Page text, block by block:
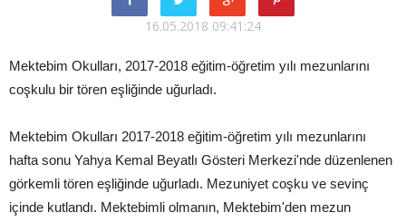
16.05.2018 09:41:24
Mektebim Okulları, 2017-2018 eğitim-öğretim yılı mezunlarını
coşkulu bir tören eşliğinde uğurladı.
Mektebim Okulları 2017-2018 eğitim-öğretim yılı mezunlarını
hafta sonu Yahya Kemal Beyatlı Gösteri Merkezi'nde düzenlenen
görkemli tören eşliğinde uğurladı. Mezuniyet coşku ve sevinç
içinde kutlandı. Mektebimli olmanın, Mektebim'den mezun